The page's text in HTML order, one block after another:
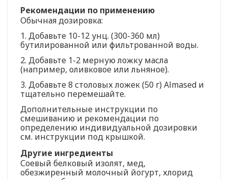
Рекомендации по применению
Обычная дозировка:
1. Добавьте 10-12 унц. (300-360 мл)
бутилированной или фильтрованной воды.
2. Добавьте 1-2 мерную ложку масла
(например, оливковое или льняное).
3. Добавьте 8 столовых ложек (50 г) Almased и
тщательно перемешайте.
Дополнительные инструкции по
смешиванию и рекомендации по
определению индивидуальной дозировки
см. инструкции под крышкой.
Другие ингредиенты
Соевый белковый изолят, мед,
обезжиренный молочный йогурт, хлорид